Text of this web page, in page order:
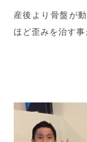
産後より骨盤が
ほど歪みを治す事